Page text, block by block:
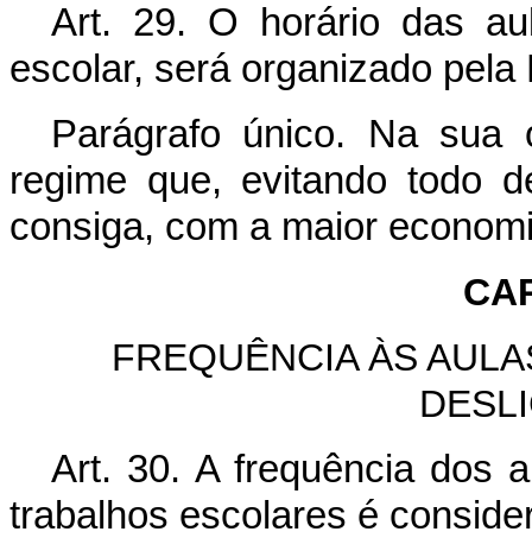
Art. 29. O horário das
escolar, será organizado
Parágrafo único. Na sua
regime que, evitando todo
consiga, com a maior
FREQUÊNCIA ÀS
Art. 30. A frequência dos
trabalhos escolares é